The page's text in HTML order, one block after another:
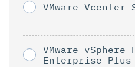
VMware Vcenter
VMware vSphere
Enterprise Plus